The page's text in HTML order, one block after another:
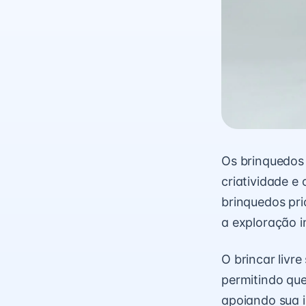
Os
criatividade e
brinquedos
a exploração
O brincar livre
permitindo
apoiando sua